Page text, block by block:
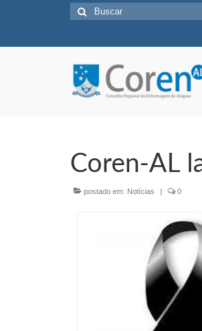
Buscar
por:
Coren-AL
postado em: Notícias | 0